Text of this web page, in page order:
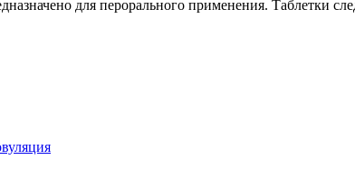
для перорального применения. Таблетки